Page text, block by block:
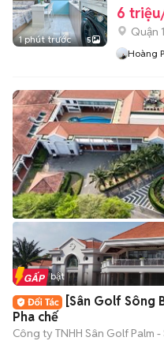
1 phút trước 5
6
Quận
Hoàng
Tin nổi bật
[Sân Golf Sông
Pha chế
Công ty TNHH Sân Golf Palm -